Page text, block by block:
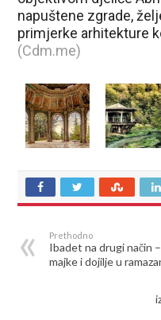
napuštene zgrade,
primjerke arhitekture
(Cdm.me)
Prethodno
Ibadet na drugi način
majke i dojilje u